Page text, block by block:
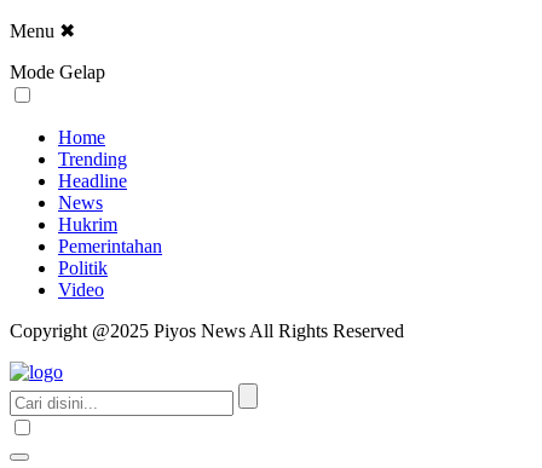
Menu ✖
Mode Gelap
Home
Trending
Headline
News
Hukrim
Pemerintahan
Politik
Video
Copyright @2025 Piyos News All Rights Reserved